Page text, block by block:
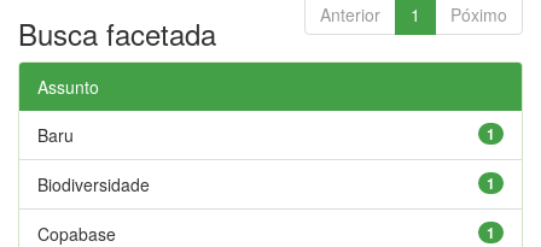
Anterior 1 Póximo
Busca facetada
Assunto
1
Baru
1
Biodiversidade
1
Copabase